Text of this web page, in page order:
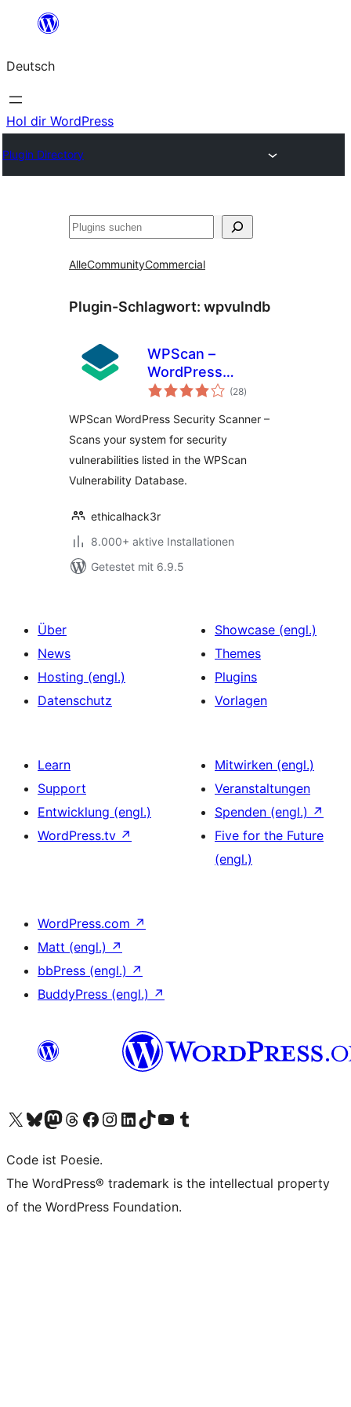
springen
Deutsch
Hol dir WordPress
Plugin Directory
Suchen
AlleCommunityCommercial
Plugin-Schlagwort: wpvulndb
WPScan –
WordPress
Security Scanner
(28Bewertungen
insgesamt
)
WPScan WordPress Security Scanner –
Scans your system for security
vulnerabilities listed in the WPScan
Vulnerability Database.
ethicalhack3r
8.000+ aktive Installationen
Getestet mit 6.9.5
Über
News
Hosting (engl.)
Datenschutz
Showcase (engl.)
Themes
Plugins
Vorlagen
Learn
Support
Entwicklung (engl.)
WordPress.tv ↗
Mitwirken (engl.)
Veranstaltungen
Spenden (engl.) ↗
Five for the Future
(engl.)
WordPress.com ↗
Matt (engl.) ↗
bbPress (engl.) ↗
BuddyPress (engl.) ↗
Unser X-Konto (früher Twitter) besuchen
Unser Bluesky-Konto besuchen
Unser Mastodon-Konto besuchen
Unser Threads-Konto besuchen
Unsere Facebook-Seite besuchen
Unser Instagram-Konto besuchen
Unser LinkedIn-Konto besuchen
Unser TikTok-Konto besuchen
Unseren YouTube-Kanal besuchen
Unser Tumblr-Konto besuchen
Code ist Poesie.
The WordPress® trademark is the intellectual property
of the WordPress Foundation.